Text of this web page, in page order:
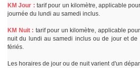
KM Jour : tarif pour un kilomètre, applicable
journée du lundi au samedi inclus.
KM Nuit : tarif pour un kilomètre, applicable
nuit du lundi au samedi inclus ou de jour et de
fériés.
Les horaires de jour ou de nuit varient d'un